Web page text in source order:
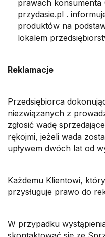
prawach konsumenta
przydasie.pl .
produktów na
lokalem
Reklamacje
Przedsiębiorca
niezwiązanych z
zgłosić wadę
rękojmi, jeżeli wada
upływem dwóch lat od
Każdemu Klientowi,
przysługuje prawo do
W przypadku